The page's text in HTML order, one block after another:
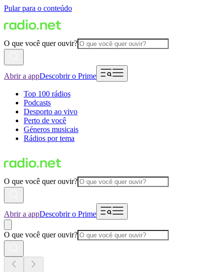
Pular para o conteúdo
O que você quer ouvir?
Abrir a appDescobrir o Prime
Top 100 rádios
Podcasts
Desporto ao vivo
Perto de você
Géneros musicais
Rádios por tema
O que você quer ouvir?
Abrir a appDescobrir o Prime
O que você quer ouvir?